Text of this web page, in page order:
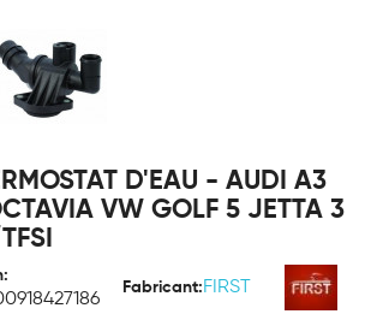
D'EAU - AUDI A3
VW GOLF 5 JETTA 3
Fabricant: FIRST